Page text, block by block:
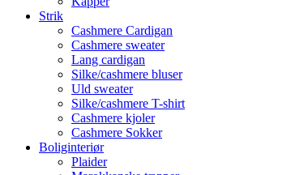
Strik
Cashmere Cardigan
Cashmere sweater
Lang cardigan
Silke/cashmere bluser
Uld sweater
Silke/cashmere T-shirt
Cashmere kjoler
Cashmere Sokker
Boliginteriør
Plaider